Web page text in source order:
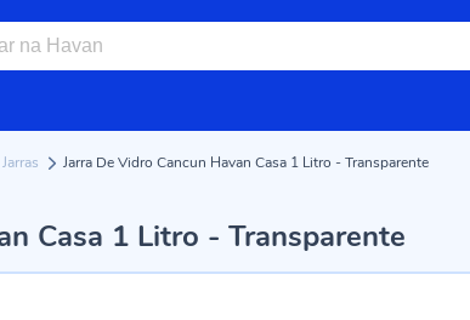
Jarras Jarra De Vidro Cancun Havan Casa 1 Litro - Transparente
Casa 1 Litro - Transparente